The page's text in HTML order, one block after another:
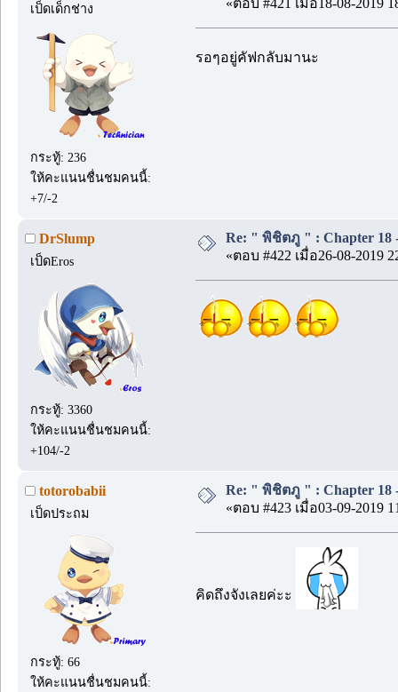
เป็ดเด็กช่าง
กระทู้: 236
ให้คะแนนชื่นชมคนนี้:
+7/-2
รอๆอยู่คัฟกลับมานะ
DrSlump
เป็ดEros
กระทู้: 3360
ให้คะแนนชื่นชมคนนี้:
+104/-2
Re: " พิชิตภู " : Chapter 18
«ตอบ #422 เมื่อ26-08-2019
totorobabii
เป็ดประถม
กระทู้: 66
ให้คะแนนชื่นชมคนนี้:
Re: " พิชิตภู " : Chapter 18
«ตอบ #423 เมื่อ03-09-2019
คิดถึงจังเลยค่ะะ